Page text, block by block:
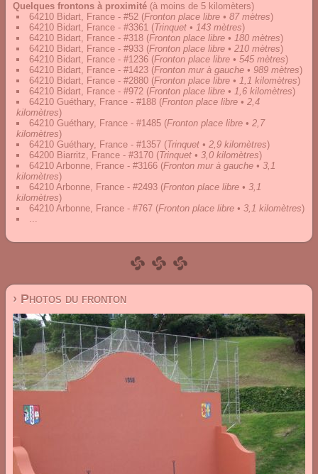
Quelques frontons à proximité (à moins de 5 kilomèters)
64210 Bidart, France - #52 (Fronton place libre • 87 mètres)
64210 Bidart, France - #3361 (Trinquet • 143 mètres)
64210 Bidart, France - #318 (Fronton place libre • 180 mètres)
64210 Bidart, France - #933 (Fronton place libre • 210 mètres)
64210 Bidart, France - #1236 (Fronton place libre • 545 mètres)
64210 Bidart, France - #1423 (Fronton mur à gauche • 989 mètres)
64210 Bidart, France - #2880 (Fronton place libre • 1,1 kilomètres)
64210 Bidart, France - #972 (Fronton place libre • 1,6 kilomètres)
64210 Guéthary, France - #188 (Fronton place libre • 2,4
kilomètres)
64210 Guéthary, France - #1485 (Fronton place libre • 2,7
kilomètres)
64210 Guéthary, France - #1357 (Trinquet • 2,9 kilomètres)
64200 Biarritz, France - #3170 (Trinquet • 3,0 kilomètres)
64210 Arbonne, France - #3166 (Fronton mur à gauche • 3,1
kilomètres)
64210 Arbonne, France - #2493 (Fronton place libre • 3,1
kilomètres)
64210 Arbonne, France - #767 (Fronton place libre • 3,1 kilomètres)
...
› Photos du fronton